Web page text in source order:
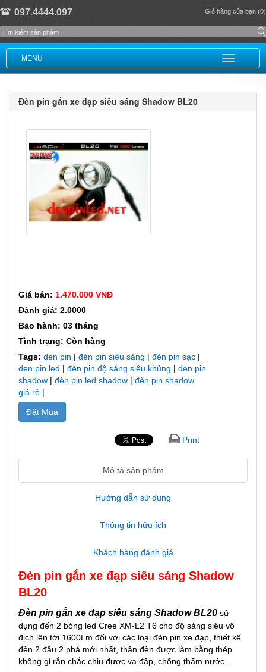
097.4444.097 Giỏ hàng của bạn (0)
MENU
Đèn pin gắn xe đạp siêu sáng Shadow BL20
Giá bán: 1.470.000 VNĐ
Đánh giá: 2.0000
Bảo hành: 03 tháng
Tình trạng: Còn hàng
Tags: den pin | đèn pin siêu sáng | đèn pin sạc |
den pin led | đèn pin độ sáng siêu khủng | den pin
shadow | đèn pin led shadow | đèn pin shadow
giá rẻ |
Đặt Mua
Print
Mô tả sản phẩm
Hướng dẫn sử dụng
Thông tin hữu ích
Khách hàng đánh giá
Đèn pin gắn xe đạp siêu sáng Shadow
BL20
Đèn pin gắn xe đạp siêu sáng Shadow BL20 sử
dụng đến 2 bóng led Cree XM-L2 T6 cho độ sáng siêu vô
địch lên tới 1600Lm đối với các loại đèn pin xe đạp, thiết kế
đèn 2 đầu 2 phá mới nhất, thân đèn được làm bằng thép
không gỉ rắn chắc chịu được va đập, chống thấm nước...